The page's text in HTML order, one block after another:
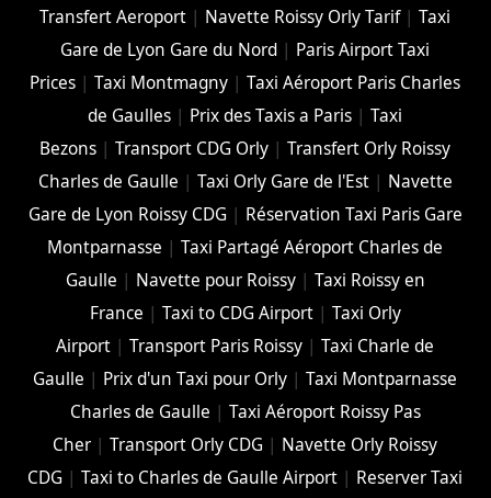
Transfert Aeroport | Navette Roissy Orly Tarif|Taxi
Gare de Lyon Gare du Nord | Paris Airport Taxi
Prices |Taxi Montmagny |Taxi Aéroport Paris Charles
de Gaulles | Prix des Taxis a Paris |Taxi
Bezons |Transport CDG Orly |Transfert Orly Roissy
Charles de Gaulle | Taxi Orly Gare de l'Est| Navette
Gare de Lyon Roissy CDG | Réservation Taxi Paris Gare
Montparnasse |Taxi Partagé Aéroport Charles de
Gaulle | Navette pour Roissy| Taxi Roissy en
France | Taxi to CDG Airport| Taxi Orly
Airport |Transport Paris Roissy |Taxi Charle de
Gaulle | Prix d'un Taxi pour Orly |Taxi Montparnasse
Charles de Gaulle | Taxi Aéroport Roissy Pas
Cher |Transport Orly CDG | Navette Orly Roissy
CDG |Taxi to Charles de Gaulle Airport | Reserver Taxi